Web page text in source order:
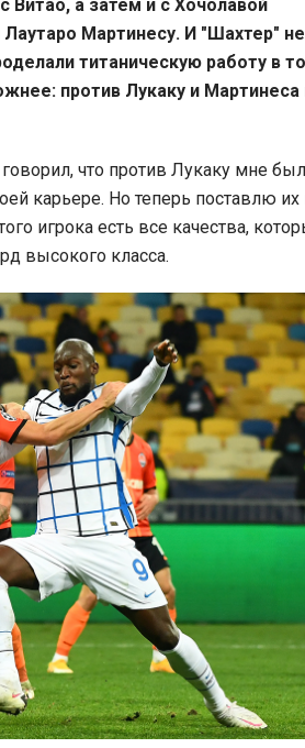
Витао, а затем и с Хочолавой
Мартинесу. И "Шахтер"
титаническую работу в
против Лукаку и Мартинеса
что против Лукаку мне
карьере. Но теперь поставлю их
игрока есть все качества,
высокого класса.